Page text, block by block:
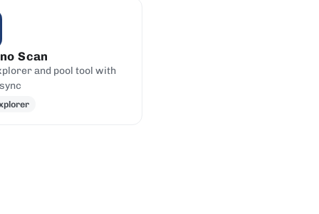
Scan
and pool tool with